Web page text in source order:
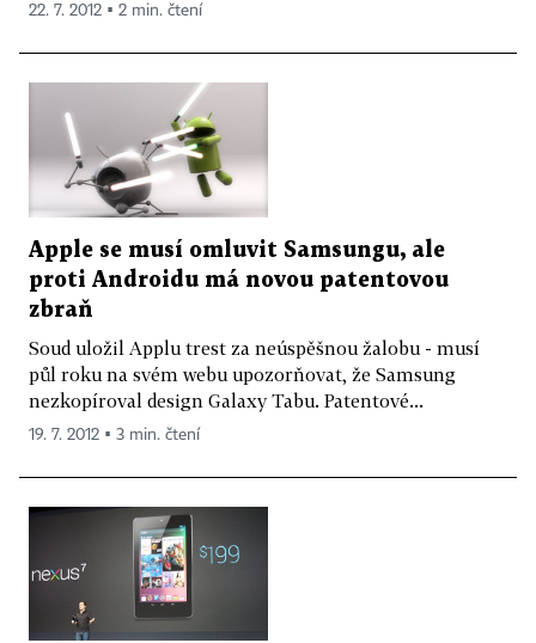
22. 7. 2012 ▪ 2 min. čtení
Apple se musí omluvit Samsungu, ale
proti Androidu má novou patentovou
zbraň
Soud uložil Applu trest za neúspěšnou žalobu - musí
půl roku na svém webu upozorňovat, že Samsung
nezkopíroval design Galaxy Tabu. Patentové...
19. 7. 2012 ▪ 3 min. čtení